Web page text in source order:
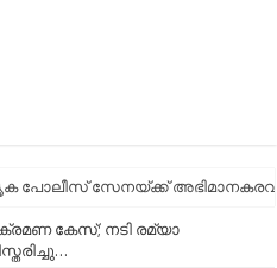
സേനയ്ക്ക്
കേസ്; നടി രമ്യാ